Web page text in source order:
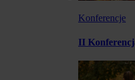
Konferencje
II